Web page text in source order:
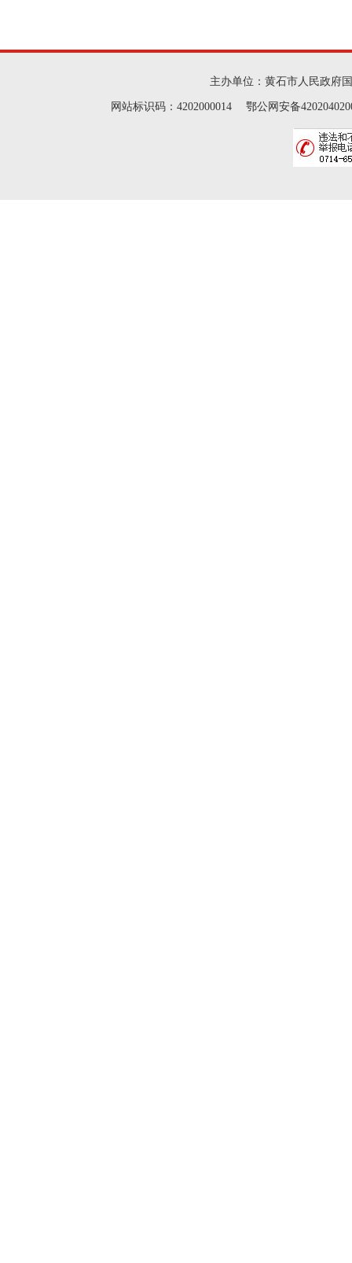
主办单位：黄石市人民政府
网站标识码：4202000014 鄂公网安备